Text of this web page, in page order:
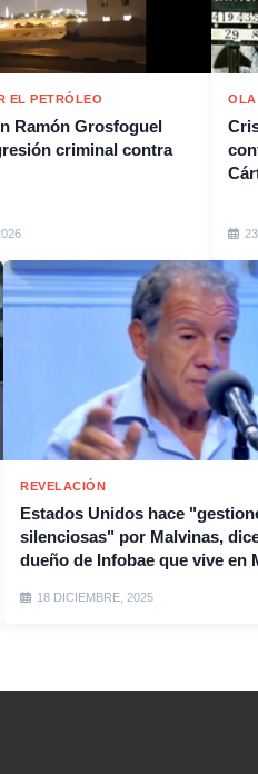
EL PETRÓLEO
Ramón Grosfoguel
criminal contra
OLA
REVELACIÓN
Estados Unidos hace
silenciosas" por Malvinas,
dueño de Infobae que vive en
18 DICIEMBRE, 2025